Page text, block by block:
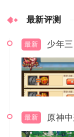
最新评测
最新
最新 原神